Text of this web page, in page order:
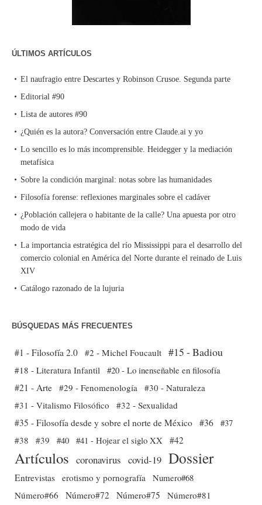
ÚLTIMOS ARTÍCULOS
El naufragio entre Descartes y Robinson Crusoe. Segunda parte
Editorial #90
Lista de autores #90
¿Quién es la autora? Conversación entre Claude.ai y yo
Lo sencillo es lo más incomprensible. Heidegger y la mediación
metafísica
Sobre la condición marginal: notas sobre las humanidades
Filosofía forense: reflexiones marginales sobre el cadáver
¿Población callejera o habitante de la calle? Una apuesta por otro
modo de vida
La importancia estratégica del río Mississippi para el desarrollo del
comercio colonial en América del Norte durante el reinado de Luis
XIV
Catálogo razonado de la lujuria
BÚSQUEDAS MÁS FRECUENTES
#1 - Filosofía 2.0 #2 - Michel Foucault #15 - Badiou
#18 - Literatura Infantil #20 - Lo inenseñable en filosofía
#21 - Arte #29 - Fenomenología
#30 - Naturaleza
#31 - Vitalismo Filosófico
#32 - Sexualidad
#35 - Filosofía desde y sobre el norte de México #36 #37
#38
#39 #40 #41 - Hojear el siglo XX #42
Artículos coronavirus covid-19 Dossier
Entrevistas erotismo y pornografía
Numero#68
Número#66
Número#72 Número#75
Número#81